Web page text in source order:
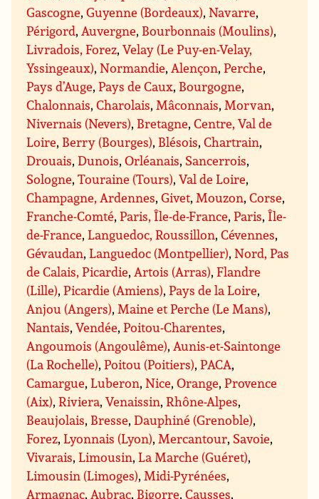
Gascogne,Guyenne (Bordeaux),Navarre,
Périgord, Auvergne, Bourbonnais (Moulins),
Livradois, Forez,Velay (Le Puy-en-Velay,
Yssingeaux),Normandie, Alençon,Perche,
Pays d’Auge,Pays de Caux, Bourgogne,
Chalonnais,Charolais, Mâconnais, Morvan,
Nivernais (Nevers), Bretagne,Centre, Val de
Loire, Berry (Bourges), Blésois,Chartrain,
Drouais,Dunois,Orléanais, Sancerrois,
Sologne,Touraine (Tours),Val de Loire,
Champagne, Ardennes,Givet, Mouzon,Corse,
Franche-Comté,Paris, Île-de-France,Paris,Île-
de-France,Languedoc, Roussillon,Cévennes,
Gévaudan,Languedoc (Montpellier),Nord, Pas
de Calais, Picardie, Artois (Arras),Flandre
(Lille),Picardie (Amiens),Pays de la Loire,
Anjou (Angers), Maine et Perche (Le Mans),
Nantais,Vendée,Poitou-Charentes,
Angoumois (Angoulême), Aunis-et-Saintonge
(La Rochelle),Poitou (Poitiers),PACA,
Camargue,Luberon,Nice,Orange,Provence
(Aix),Riviera,Venaissin,Rhône-Alpes,
Beaujolais, Bresse,Dauphiné (Grenoble),
Forez,Lyonnais (Lyon), Mercantour, Savoie,
Vivarais,Limousin,La Marche (Guéret),
Limousin (Limoges), Midi-Pyrénées,
Armagnac, Aubrac, Bigorre,Causses,